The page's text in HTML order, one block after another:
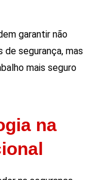
garantir não
de segurança, mas
mais seguro
na